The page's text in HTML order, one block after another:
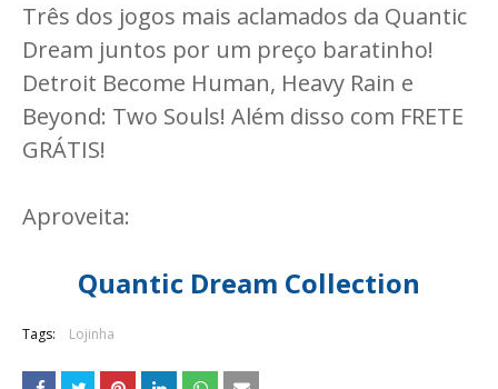
Três dos jogos mais aclamados da Quantic
Dream juntos por um preço baratinho!
Detroit Become Human, Heavy Rain e
Beyond: Two Souls! Além disso com FRETE
GRÁTIS!
Aproveita:
Quantic Dream Collection
Tags: Lojinha